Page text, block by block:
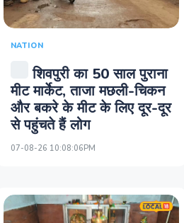
NATION
शिवपुरी का 50 साल पुराना
मीट मार्केट, ताजा मछली-चिकन
और बकरे के मीट के लिए दूर-दूर
से पहुंचते हैं लोग
07-08-26 10:08:06PM